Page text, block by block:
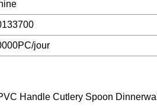
jour